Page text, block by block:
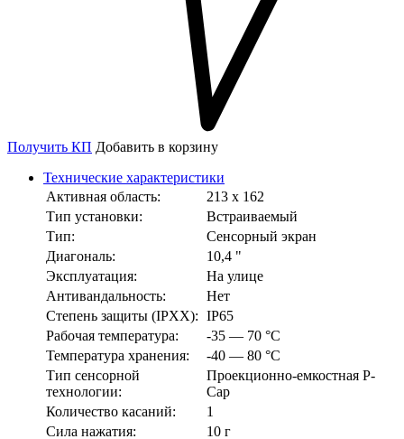
Получить КП Добавить в корзину
Технические характеристики
Активная область:
213 х 162
Тип установки:
Встраиваемый
Тип:
Сенсорный экран
Диагональ:
10,4 "
Эксплуатация:
На улице
Антивандальность:
Нет
Степень защиты (IPXX): IP65
Рабочая температура:
-35 — 70 °С
Температура хранения:
-40 — 80 °С
Тип сенсорной
технологии:
Проекционно-емкостная P-
Cap
Количество касаний:
1
Сила нажатия:
10 г